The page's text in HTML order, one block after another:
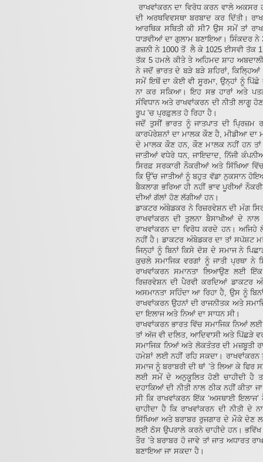
ਰਾਖਵਾਂਕਰਨ ਦਾ ਵਿਰੋਧ ਕਰਨ ਵਾਲੇ ਅਕਸਰ
ਦੀ ਅਰਥਵਿਵਸਥਾ ਬਰਬਾਦ ਕਰ ਦਿੱਤੀ।
ਆਰਥਿਕ ਸਥਿਤੀ ਕੀ ਸੀ? ਉਸ ਸਮੇਂ ਤਾਂ
ਧਾੜਵੀਆਂ ਦਾ ਗੁਲਾਮ ਬਣਾਇਆ। ਸਿੰਕਦਰ ਨੇ
ਗਜ਼ਨੀ ਨੇ 1000 ਤੋਂ ਲੈ ਕੇ 1025 ਈਸਵੀ ਤੱਕ
ਤੱਕ 5 ਹਮਲੇ ਕੀਤੇ ਤੇ ਅਹਿਮਦ ਸ਼ਾਹ
ਨੇ ਜਦੋਂ ਭਾਰਤ ਦੇ ਬੜੇ ਬੜੇ ਸ਼ਹਿਰਾਂ,
ਸਮੇਂ ਇਥੋਂ ਦਾ ਕੋਈ ਵੀ ਸੂਰਮਾ, ਉਨ੍ਹਾਂ ਨੂੰ ਪਿੱਛੇ
ਨਾ ਕਰ ਸਕਿਆ। ਇਹ ਸਭ ਹਾਰਾਂ ਅਤੇ
ਸੰਵਿਧਾਨ ਅਤੇ ਰਾਖਵਾਂਕਰਨ ਦੀ ਨੀਤੀ ਲਾਗੂ
ਰੂਪ ’ਚ ਪ੍ਰਫ਼ੁਲਤ ਹੋ ਰਿਹਾ ਹੈ।
ਜਦੋਂ ਤੁਸੀਂ ਭਾਰਤ ਨੂੰ ਜਾਤਪਾਤ ਦੀ
ਕਾਰਪੋਰੇਸ਼ਨਾਂ ਦਾ ਮਾਲਕ ਕੌਣ ਹੈ, ਮੀਡੀਆ ਦਾ
ਦੇ ਮਾਲਕ ਕੌਣ ਹਨ, ਕੌਣ ਮਾਲਕ ਨਹੀਂ ਹਨ
ਜਾਤੀਆਂ ਵਧੇਰੇ ਧਨ, ਜਾਇਦਾਦ, ਨਿੱਜੀ
ਸਿਰਫ਼ ਸਰਕਾਰੀ ਨੌਕਰੀਆਂ ਅਤੇ ਸਿੱਖਿਆ
ਕਿ ਉੱਚ ਜਾਤੀਆਂ ਨੂੰ ਬਹੁਤ ਵੱਡਾ ਨੁਕਸਾਨ
ਬੈਕਲਾਗ ਭਰਿਆ ਹੀ ਨਹੀਂ ਭਾਵ ਪੂਰੀਆਂ
ਦੀਆਂ ਗੱਲਾਂ ਹੋਣ ਲੱਗੀਆਂ ਹਨ।
ਡਾਕਟਰ ਅੰਬੇਡਕਰ ਨੇ ਰਿਜ਼ਰਵੇਸ਼ਨ ਦੀ ਮੰਗ
ਰਾਖਵਾਂਕਰਨ ਦੀ ਤੁਲਨਾ ਬੈਸਾਖੀਆਂ ਦੇ
ਰਾਖਵਾਂਕਰਨ ਦਾ ਵਿਰੋਧ ਕਰਦੇ ਹਨ। ਅਜਿਹੇ
ਨਹੀਂ ਹੈ। ਡਾਕਟਰ ਅੰਬੇਡਕਰ ਦਾ ਤਾਂ ਸਪੱਸ਼ਟ
ਜਿਨ੍ਹਾਂ ਨੂੰ ਬਿਨਾਂ ਕਿਸੇ ਦੋਸ਼ ਦੇ ਸਮਾਜ ਨੇ
ਕੁਚਲੇ ਸਮਾਜਿਕ ਵਰਗਾਂ ਨੂੰ ਜਾਤੀ ਪ੍ਰਥਾ
ਰਾਖਵਾਂਕਰਨ ਸਮਾਨਤਾ ਲਿਆਉਣ ਲਈ
ਰਿਜ਼ਰਵੇਸ਼ਨ ਦੀ ਪੈਰਵੀ ਕਰਦਿਆਂ ਡਾਕਟਰ
ਅਸਮਾਨਤਾ ਸਹਿੰਦਾ ਆ ਰਿਹਾ ਹੈ, ਉਸ ਨੂੰ
ਰਾਖਵਾਂਕਰਨ ਉਹਨਾਂ ਦੀ ਰਾਜਨੀਤਕ ਅਤੇ
ਦਾ ਇਲਾਜ ਅਤੇ ਨਿਆਂ ਦਾ ਸਾਧਨ ਸੀ।
ਰਾਖਵਾਂਕਰਨ ਭਾਰਤ ਵਿੱਚ ਸਮਾਜਿਕ ਨਿਆਂ
ਤਾਂ ਅੱਜ ਵੀ ਦਲਿਤ, ਆਦਿਵਾਸੀ ਅਤੇ ਪਿੱਛੜੇ
ਸਮਾਜਿਕ ਨਿਆਂ ਅਤੇ ਲੋਕਤੰਤਰ ਦੀ ਮਜ਼ਬੂਤੀ
ਹਮੇਸ਼ਾਂ ਲਈ ਨਹੀਂ ਰਹਿ ਸਕਦਾ।
ਸਮਾਜ ਨੂੰ ਬਰਾਬਰੀ ਦੀ ਥਾਂ ’ਤੇ ਲਿਆ ਕੇ ਫਿਰ
ਲਈ ਸਮੇਂ ਦੇ ਅਨੁਕੂਲਿਤ ਹੋਣੀ ਚਾਹੀਦੀ ਹੈ
ਦਹਾਕਿਆਂ ਦੀ ਨੀਤੀ ਨਾਲ ਠੀਕ ਨਹੀਂ
ਸੀ ਕਿ ਰਾਖਵਾਂਕਰਨ ਇੱਕ ‘ਅਸਥਾਈ
ਚਾਹੀਦਾ ਹੈ ਕਿ ਰਾਖਵਾਂਕਰਨ ਦੀ ਨੀਤੀ
ਸਿੱਖਿਆ ਅਤੇ ਬਰਾਬਰ ਰੁਜਗਾਰ ਦੇ ਮੌਕੇ ਦੇਣ
ਲਈ ਠੋਸ ਉਪਰਾਲੇ ਕਰਨੇ ਚਾਹੀਦੇ ਹਨ।
ਤੌਰ ’ਤੇ ਬਰਾਬਰ ਹੋ ਜਾਵੇ ਤਾਂ ਜਾਤ ਅਧਾਰਤ
ਬਣਾਇਆ ਜਾ ਸਕਦਾ ਹੈ।